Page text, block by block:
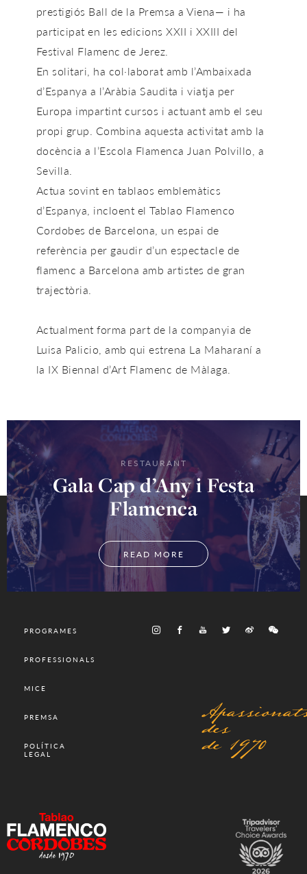
prestigiós Ball de la Premsa a Viena— i ha
participat en les edicions XXII i XXIII del
Festival Flamenc de Jerez.
En solitari, ha col·laborat amb l’Ambaixada
d’Espanya a l’Aràbia Saudita i viatja per
Europa impartint cursos i actuant amb el seu
propi grup. Combina aquesta activitat amb la
docència a l’Escola Flamenca Juan Polvillo, a
Sevilla.
Actua sovint en tablaos emblemàtics
d’Espanya, incloent elTablao Flamenco
Cordobes de Barcelona, un espai de
referència per gaudir d’unespectacle de
flamenc a Barcelona amb artistes de gran
trajectòria.
Actualment forma part de la companyia de
Luisa Palicio, amb qui estrena La Maharaní a
la IX Biennal d’Art Flamenc de Màlaga.
RESTAURANT
Gala Cap d’Any i Festa
Flamenca
READ MORE
PROGRAMES
PROFESSIONALS
MICE
PREMSA
POLÍTICA
LEGAL
des
de 1970